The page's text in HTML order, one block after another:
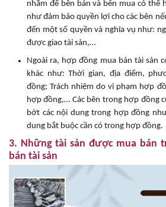
nhằm để bên bán và bên mua có thể
như đảm bảo quyền lợi cho các bên
đến một số quyền và nghĩa vụ như:
được giao tài sản,…
Ngoài ra, hợp đồng mua bán tài sản
khác như: Thời gian, địa điểm,
đồng; Trách nhiệm do vi phạm hợp
hợp đồng,… Các bên trong hợp đồng
bớt các nội dung trong hợp đồng
dung bắt buộc cần có trong hợp đồng.
3. Những tài sản được mua bán
bán tài sản